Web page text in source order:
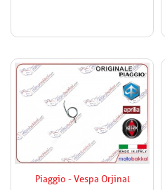
Piaggio - Vespa Orjinal